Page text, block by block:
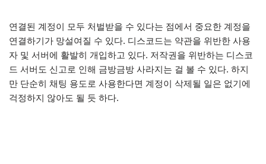
연결된 계정이 모두 처벌받을 수 있다는 점에서 중요한 계정을
연결하기가 망설여질 수 있다. 디스코드는 약관을 위반한 사용
자 및 서버에 활발히 개입하고 있다. 저작권을 위반하는 디스코
드 서버도 신고로 인해 금방금방 사라지는 걸 볼 수 있다. 하지
만 단순히 채팅 용도로 사용한다면 계정이 삭제될 일은 없기에
걱정하지 않아도 될 듯 하다.